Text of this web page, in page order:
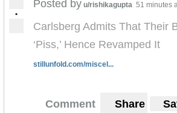
•
Posted by u/rishikagupta 51 minutes
Carlsberg Admits That Their
‘Piss,’ Hence Revamped It
stillunfold.com/miscel...
Comment Share